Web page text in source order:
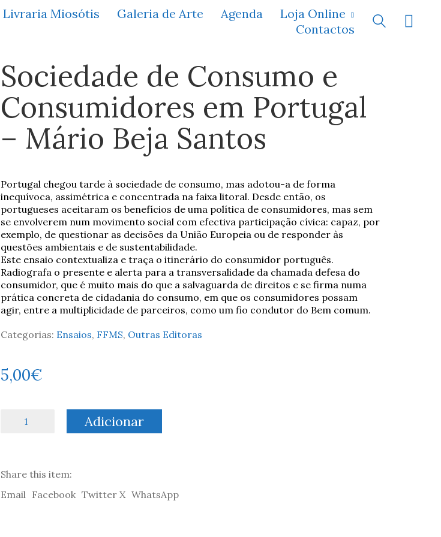
Livraria Miosótis Galeria de Arte Agenda
Loja Online
Contactos
Sociedade de Consumo e
Consumidores em Portugal
– Mário Beja Santos
Portugal chegou tarde à sociedade de consumo, mas adotou-a de forma
inequívoca, assimétrica e concentrada na faixa litoral. Desde então, os
portugueses aceitaram os benefícios de uma política de consumidores, mas sem
se envolverem num movimento social com efectiva participação cívica: capaz, por
exemplo, de questionar as decisões da União Europeia ou de responder às
questões ambientais e de sustentabilidade.
Este ensaio contextualiza e traça o itinerário do consumidor português.
Radiografa o presente e alerta para a transversalidade da chamada defesa do
consumidor, que é muito mais do que a salvaguarda de direitos e se firma numa
prática concreta de cidadania do consumo, em que os consumidores possam
agir, entre a multiplicidade de parceiros, como um fio condutor do Bem comum.
Categorias: Ensaios, FFMS, Outras Editoras
5,00€
e
Consumidores
Adicionar
Share this item:
Email Facebook Twitter X WhatsApp